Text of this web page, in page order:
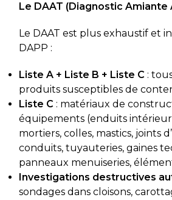
Le DAAT (Diagnostic Amiante
Le DAAT est plus exhaustif et
DAPP :
Liste A + Liste B + Liste C:
produits susceptibles de
Liste C: matériaux de
équipements (enduits
mortiers, colles, mastics, joints
conduits, tuyauteries, gaines
panneaux menuiseries,
Investigations destructives
sondages dans cloisons,